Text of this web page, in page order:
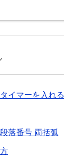
イマーを入れる
落番号 両括弧